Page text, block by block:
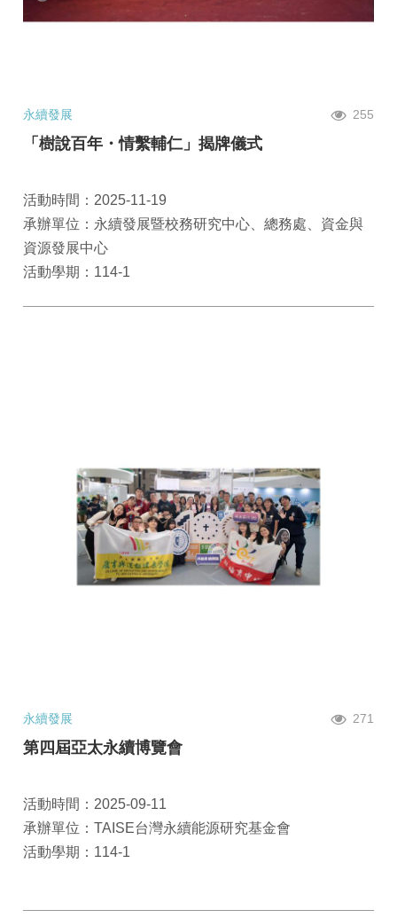
永續發展 255
「樹說百年・情繫輔仁」揭牌儀式
活動時間：2025-11-19
承辦單位：永續發展暨校務研究中心、總務處、資金與
資源發展中心
活動學期：114-1
永續發展 271
第四屆亞太永續博覽會
活動時間：2025-09-11
承辦單位：TAISE台灣永續能源研究基金會
活動學期：114-1